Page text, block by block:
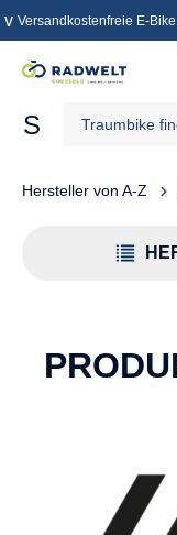
springen
Versandkostenfreie E-
Hersteller von A-Z